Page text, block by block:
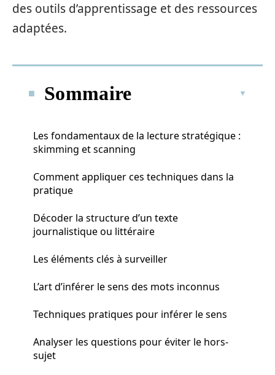
des outils d’apprentissage et des ressources
adaptées.
Sommaire
Les fondamentaux de la lecture stratégique :
skimming et scanning
Comment appliquer ces techniques dans la
pratique
Décoder la structure d’un texte
journalistique ou littéraire
Les éléments clés à surveiller
L’art d’inférer le sens des mots inconnus
Techniques pratiques pour inférer le sens
Analyser les questions pour éviter le hors-
sujet